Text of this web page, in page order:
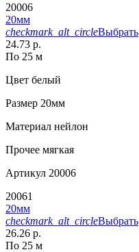
20006
20мм
checkmark_alt_circleВыбрать
24.73 р.
По 25 м
Цвет белый
Размер 20мм
Материал нейлон
Прочее мягкая
Артикул 20006
20061
20мм
checkmark_alt_circleВыбрать
26.26 р.
По 25 м